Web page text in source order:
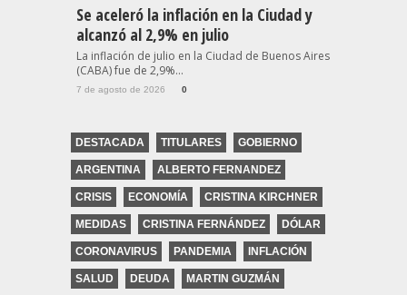
Se aceleró la inflación en la Ciudad y
alcanzó al 2,9% en julio
La inflación de julio en la Ciudad de Buenos Aires
(CABA) fue de 2,9%...
7 de agosto de 2026 0
DESTACADA TITULARES GOBIERNO
ARGENTINA ALBERTO FERNANDEZ
CRISIS ECONOMÍA CRISTINA KIRCHNER
MEDIDAS CRISTINA FERNÁNDEZ DÓLAR
CORONAVIRUS PANDEMIA INFLACIÓN
SALUD DEUDA MARTIN GUZMÁN